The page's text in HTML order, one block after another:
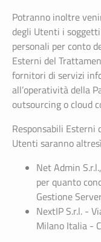
Potranno inoltre
degli Utenti i
personali per conto
Esterni del
fornitori di servizi
all’operatività della
outsourcing o cloud
Responsabili Esterni
Utenti saranno
Net Admin
per quanto
Gestione
NextIP S.r.l. -
Milano Italia -